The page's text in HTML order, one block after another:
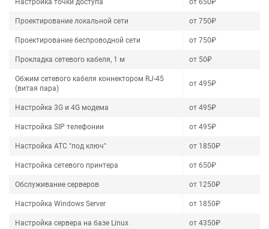
Настройка точки доступа от 650₽
Проектирование локальной сети от 750₽
Проектирование беспроводной сети от 750₽
Прокладка сетевого кабеля, 1 м от 50₽
Обжим сетевого кабеля коннектором RJ-45
(витая пара)
от 495₽
Настройка 3G и 4G модема от 495₽
Настройка SIP телефонии от 495₽
Настройка АТС "под ключ" от 1850₽
Настройка сетевого принтера от 650₽
Обслуживание серверов от 1250₽
Настройка Windows Server от 1850₽
Настройка сервера на базе Linux от 4350₽